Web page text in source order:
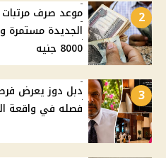
2
8000 جنيه
3
دبل دوز يعرض
فصله في واقعة